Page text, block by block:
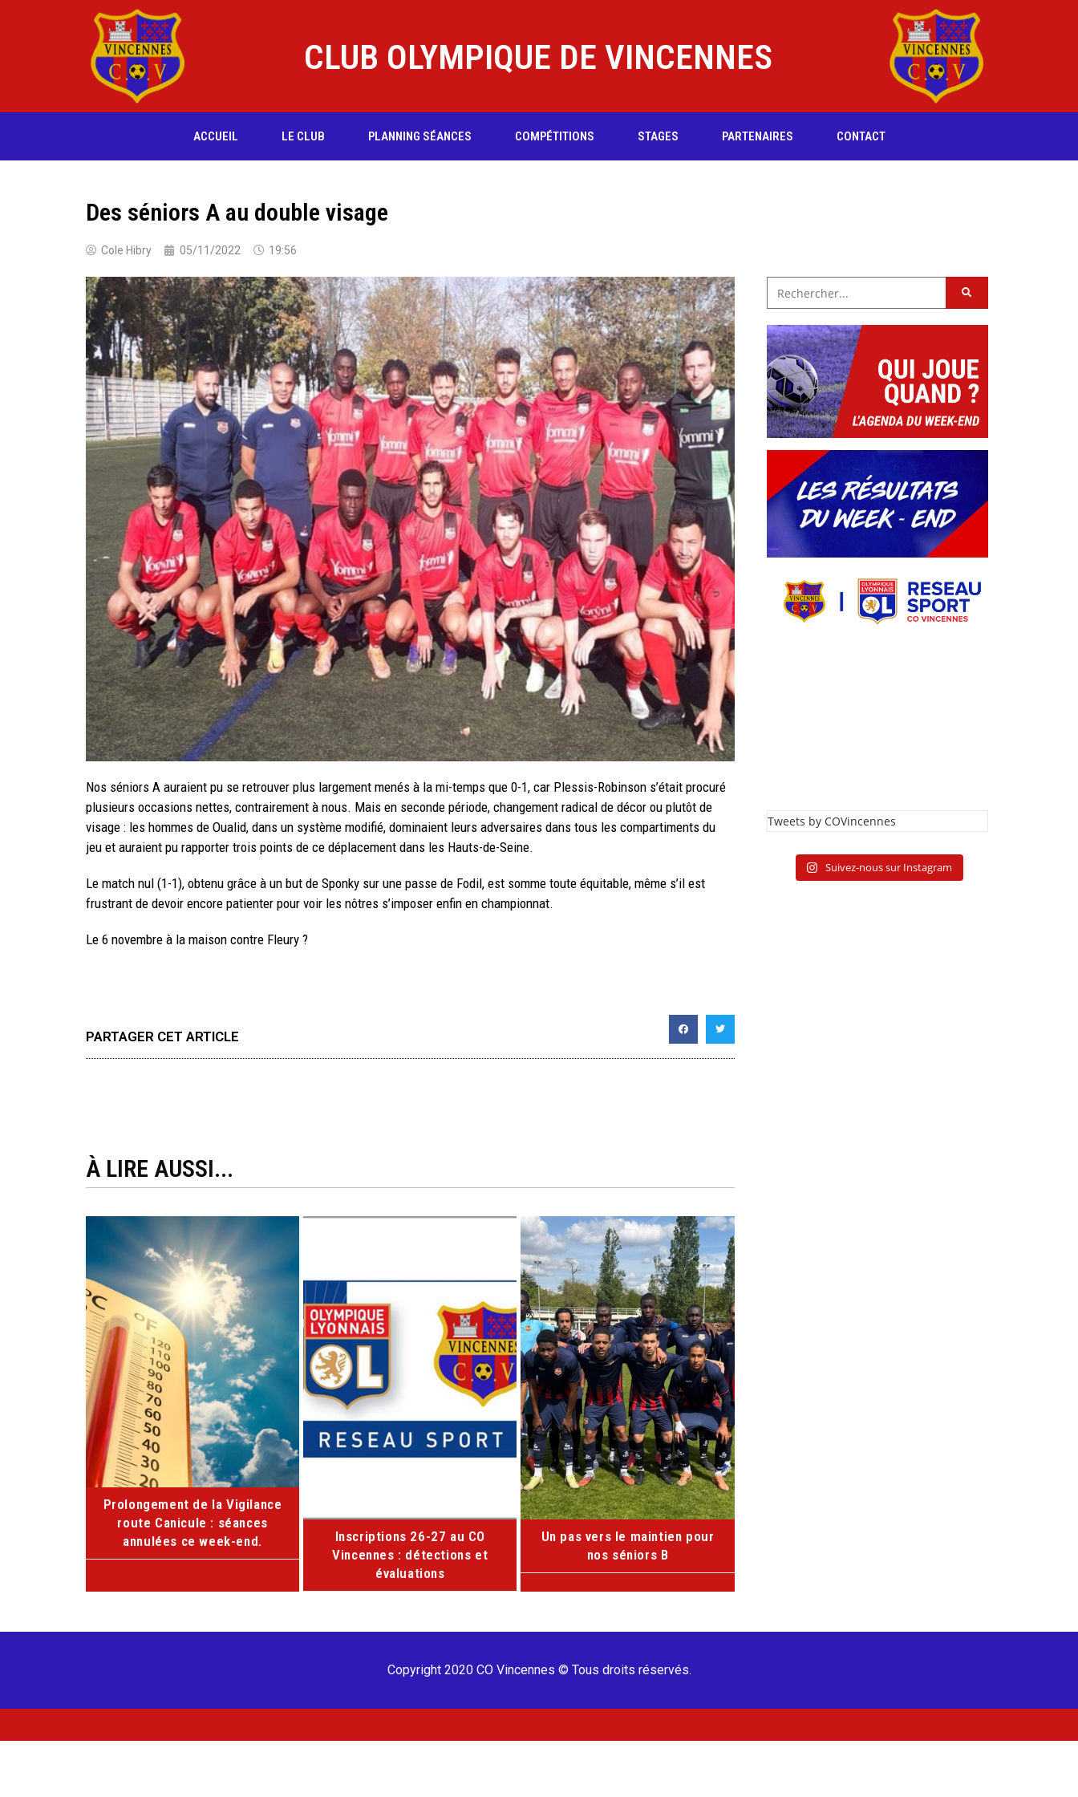
CLUB OLYMPIQUE DE VINCENNES
ACCUEIL LE CLUB PLANNING SÉANCES COMPÉTITIONS STAGES PARTENAIRES CONTACT
Des séniors A au double visage
Cole Hibry 05/11/2022 19:56
Nos séniors A auraient pu se retrouver plus largement menés à la mi-temps que 0-1, car Plessis-Robinson s’était procuré
plusieurs occasions nettes, contrairement à nous. Mais en seconde période, changement radical de décor ou plutôt de
visage : les hommes de Oualid, dans un système modifié, dominaient leurs adversaires dans tous les compartiments du
jeu et auraient pu rapporter trois points de ce déplacement dans les Hauts-de-Seine.
Le match nul (1-1), obtenu grâce à un but de Sponky sur une passe de Fodil, est somme toute équitable, même s’il est
frustrant de devoir encore patienter pour voir les nôtres s’imposer enfin en championnat.
Le 6 novembre à la maison contre Fleury ?
PARTAGER CET ARTICLE
À LIRE AUSSI...
Prolongement de la Vigilance
route Canicule : séances
annulées ce week-end.
Inscriptions 26-27 au CO
Vincennes : détections et
évaluations
Un pas vers le maintien pour
nos séniors B
Tweets by COVincennes
Suivez-nous sur Instagram
Copyright 2020 CO Vincennes © Tous droits réservés.